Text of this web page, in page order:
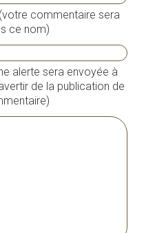
commentaire sera
ce nom)
alerte sera envoyée à
de la publication de